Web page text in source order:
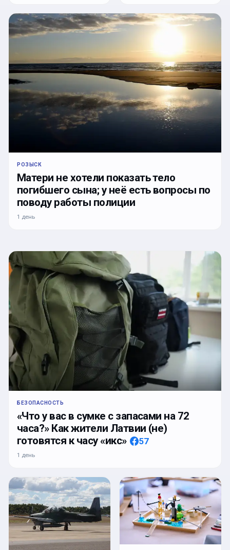
РОЗЫСК
Матери не хотели показать тело
погибшего сына; у неё есть вопросы по
поводу работы полиции
1 день
БЕЗОПАСНОСТЬ
«Что у вас в сумке с запасами на 72
часа?» Как жители Латвии (не)
готовятся к часу «икс»
57
1 день